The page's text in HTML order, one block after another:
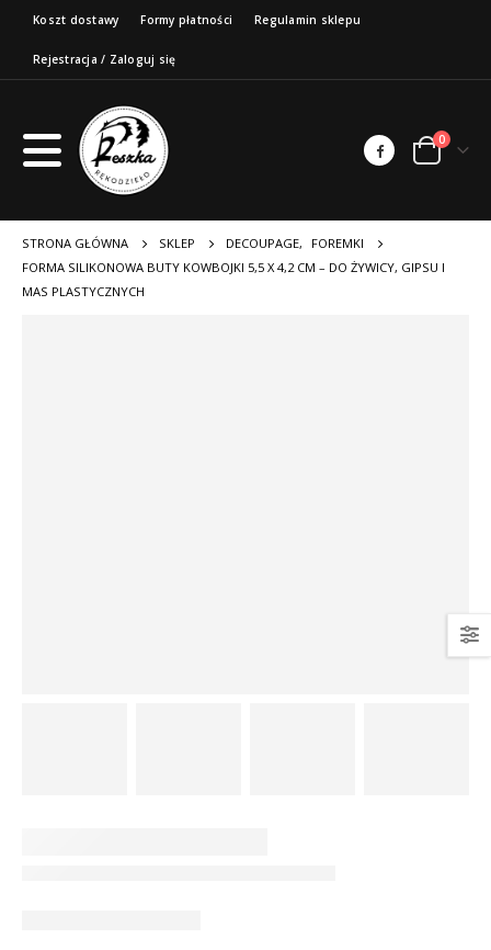
Koszt dostawy Formy płatności Regulamin sklepu
Rejestracja / Zaloguj się
0
STRONA GŁÓWNA SKLEP DECOUPAGE,
FOREMKI
FORMA SILIKONOWA BUTY KOWBOJKI 5,5 X 4,2 CM – DO ŻYWICY, GIPSU I
MAS PLASTYCZNYCH